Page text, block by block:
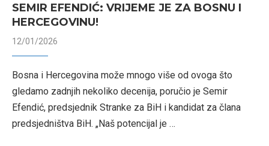
SEMIR EFENDIĆ: VRIJEME JE ZA BOSNU I
HERCEGOVINU!
12/01/2026
Bosna i Hercegovina može mnogo više od ovoga što
gledamo zadnjih nekoliko decenija, poručio je Semir
Efendić, predsjednik Stranke za BiH i kandidat za člana
predsjedništva BiH. „Naš potencijal je …